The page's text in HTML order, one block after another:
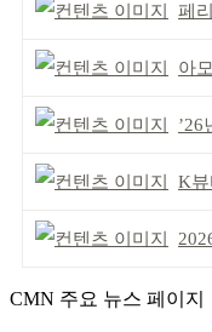
페리
아모
’26
K뷰
CMN 주요 뉴스 페이지